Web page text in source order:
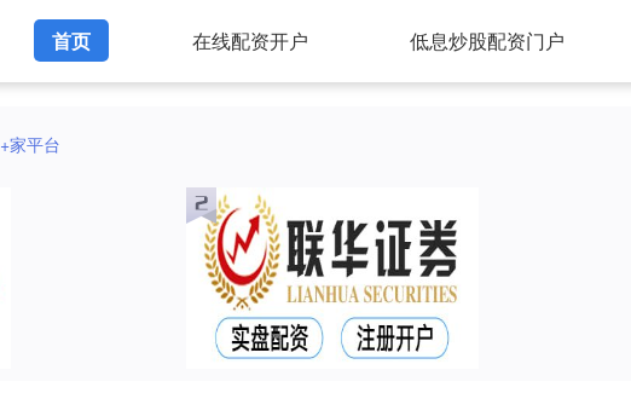
首页 在线配资开户 低息炒股配资门户
+家平台